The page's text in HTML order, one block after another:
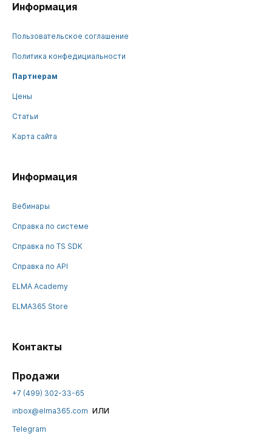
Информация
Пользовательское соглашение
Политика конфедициальности
Партнерам
Цены
Статьи
Карта сайта
Информация
Вебинары
Справка по системе
Справка по TS SDK
Справка по API
ELMA Academy
ELMA365 Store
Контакты
Продажи
+7 (499) 302-33-65
inbox@elma365.com или
Telegram